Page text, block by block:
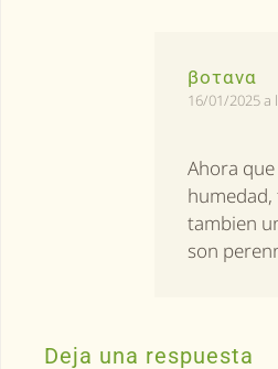
βοτανα
16/01/2025 a
Ahora
tambien
son
Deja una respuesta